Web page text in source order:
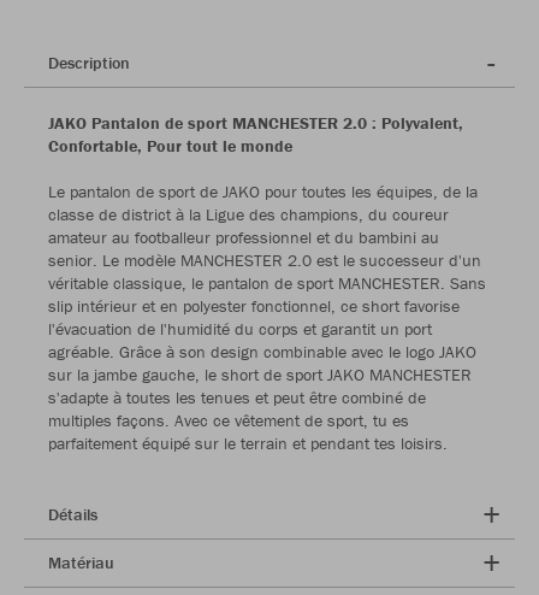
Description
JAKO Pantalon de sport MANCHESTER 2.0 : Polyvalent,
Confortable, Pour tout le monde
Le pantalon de sport de JAKO pour toutes les équipes, de la
classe de district à la Ligue des champions, du coureur
amateur au footballeur professionnel et du bambini au
senior. Le modèle MANCHESTER 2.0 est le successeur d'un
véritable classique, le pantalon de sport MANCHESTER. Sans
slip intérieur et en polyester fonctionnel, ce short favorise
l'évacuation de l'humidité du corps et garantit un port
agréable. Grâce à son design combinable avec le logo JAKO
sur la jambe gauche, le short de sport JAKO MANCHESTER
s'adapte à toutes les tenues et peut être combiné de
multiples façons. Avec ce vêtement de sport, tu es
parfaitement équipé sur le terrain et pendant tes loisirs.
Détails
Matériau